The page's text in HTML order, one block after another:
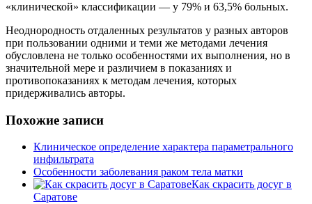
«клинической» классификации — у 79% и 63,5% больных.
Неоднородность отдаленных результатов у разных авторов
при пользовании одними и теми же методами лечения
обусловлена не только особенностями их выполнения, но в
значительной мере и различием в показаниях и
противопоказаниях к методам лечения, которых
придерживались авторы.
Похожие записи
Клиническое определение характера параметрального
инфильтрата
Особенности заболевания раком тела матки
Как скрасить досуг в
Саратове